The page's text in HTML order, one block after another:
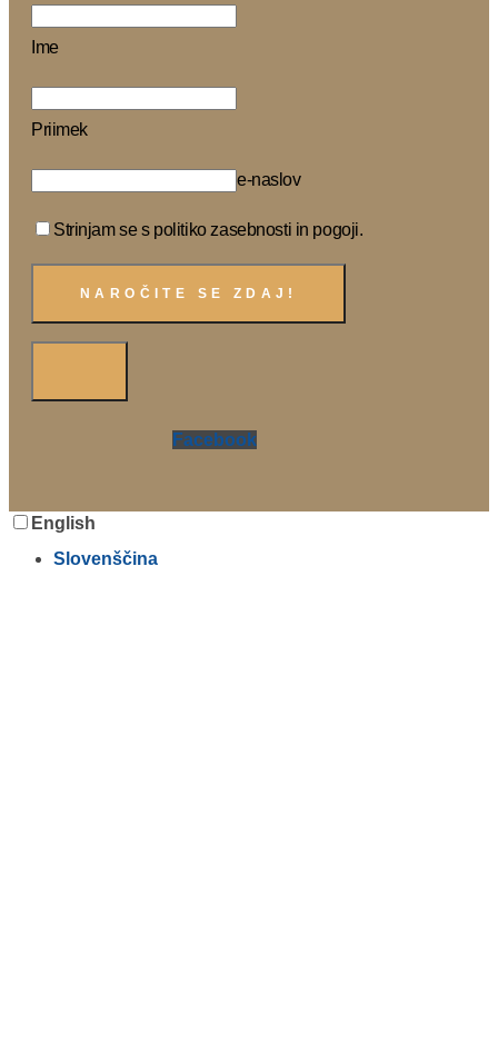
Ime
Priimek
e-naslov
Strinjam se s politiko zasebnosti in pogoji.
Facebook
English
Slovenščina